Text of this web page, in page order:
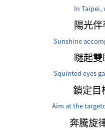
In Taipei,
陽光
Sunshine
瞇起
Squinted eyes
鎖定目
Aim at the
奔騰旋